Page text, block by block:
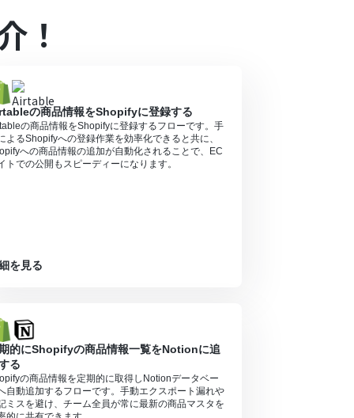
定しているフローボットのオペレーションは
！
の商品情報をShopifyに登録する
の商品情報をShopifyに登録するフローです。手
よるShopifyへの登録作業を効率化できると共に、
への商品情報の追加が自動化されることで、EC
トでの公開もスピーディーになります。
を見る
的にShopifyの商品情報一覧をNotionに追
る
の商品情報を定期的に取得しNotionデータベー
自動追加するフローです。手動エクスポート漏れや
ミスを避け、チーム全員が常に最新の商品マスタを